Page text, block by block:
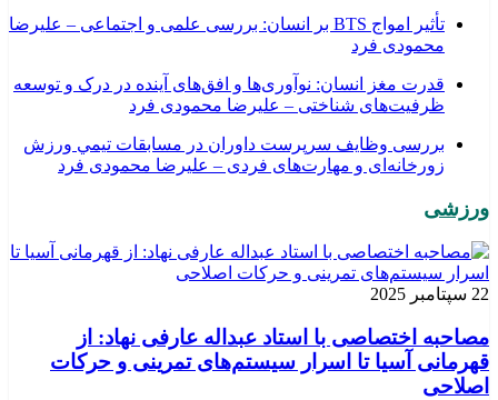
تأثیر امواج BTS بر انسان: بررسی علمی و اجتماعی – علیرضا
محمودی فرد
قدرت مغز انسان: نوآوری‌ها و افق‌های آینده در درک و توسعه
ظرفیت‌های شناختی – علیرضا محمودی فرد
بررسی وظايف سرپرست داوران در مسابقات تیمي ورزش
زورخانه‌ای و مهارت‌های فردی – علیرضا محمودی فرد
ورزشی
22 سپتامبر 2025
مصاحبه اختصاصی با استاد عبداله عارفی نهاد: از
قهرمانی آسیا تا اسرار سیستم‌های تمرینی و حرکات
اصلاحی